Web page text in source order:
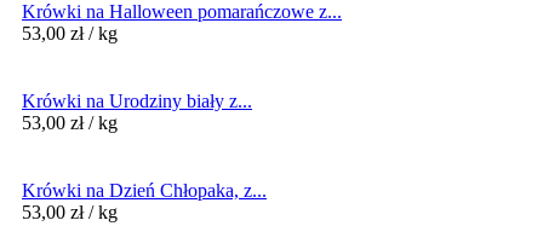
Krówki na Halloween pomarańczowe z...
53,00 zł / kg
Krówki na Urodziny biały z...
53,00 zł / kg
Krówki na Dzień Chłopaka, z...
53,00 zł / kg